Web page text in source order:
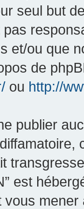
seul but
pas
et/ou que
de
ou http://
publier
est